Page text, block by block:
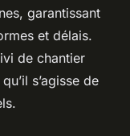
garantissant
et délais.
de chantier
s’agisse de